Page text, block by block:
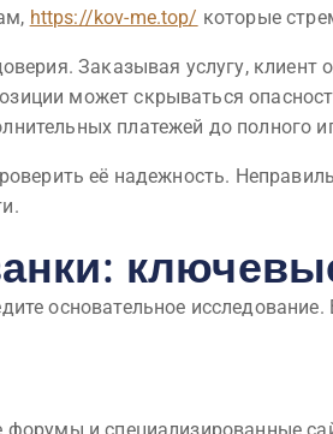
https://kov-me.top/ которые
Заказывая услугу,
может скрываться
платежей до полного
её надежность.
основательное